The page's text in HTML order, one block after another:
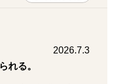
2026.7.3
れる。